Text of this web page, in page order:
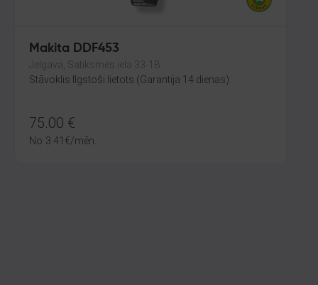
Makita DDF453
Jelgava, Satiksmes iela 33-1B
Stāvoklis Ilgstoši lietots (Garantija 14 dienas)
75.00 €
No 3.41 €/mēn.